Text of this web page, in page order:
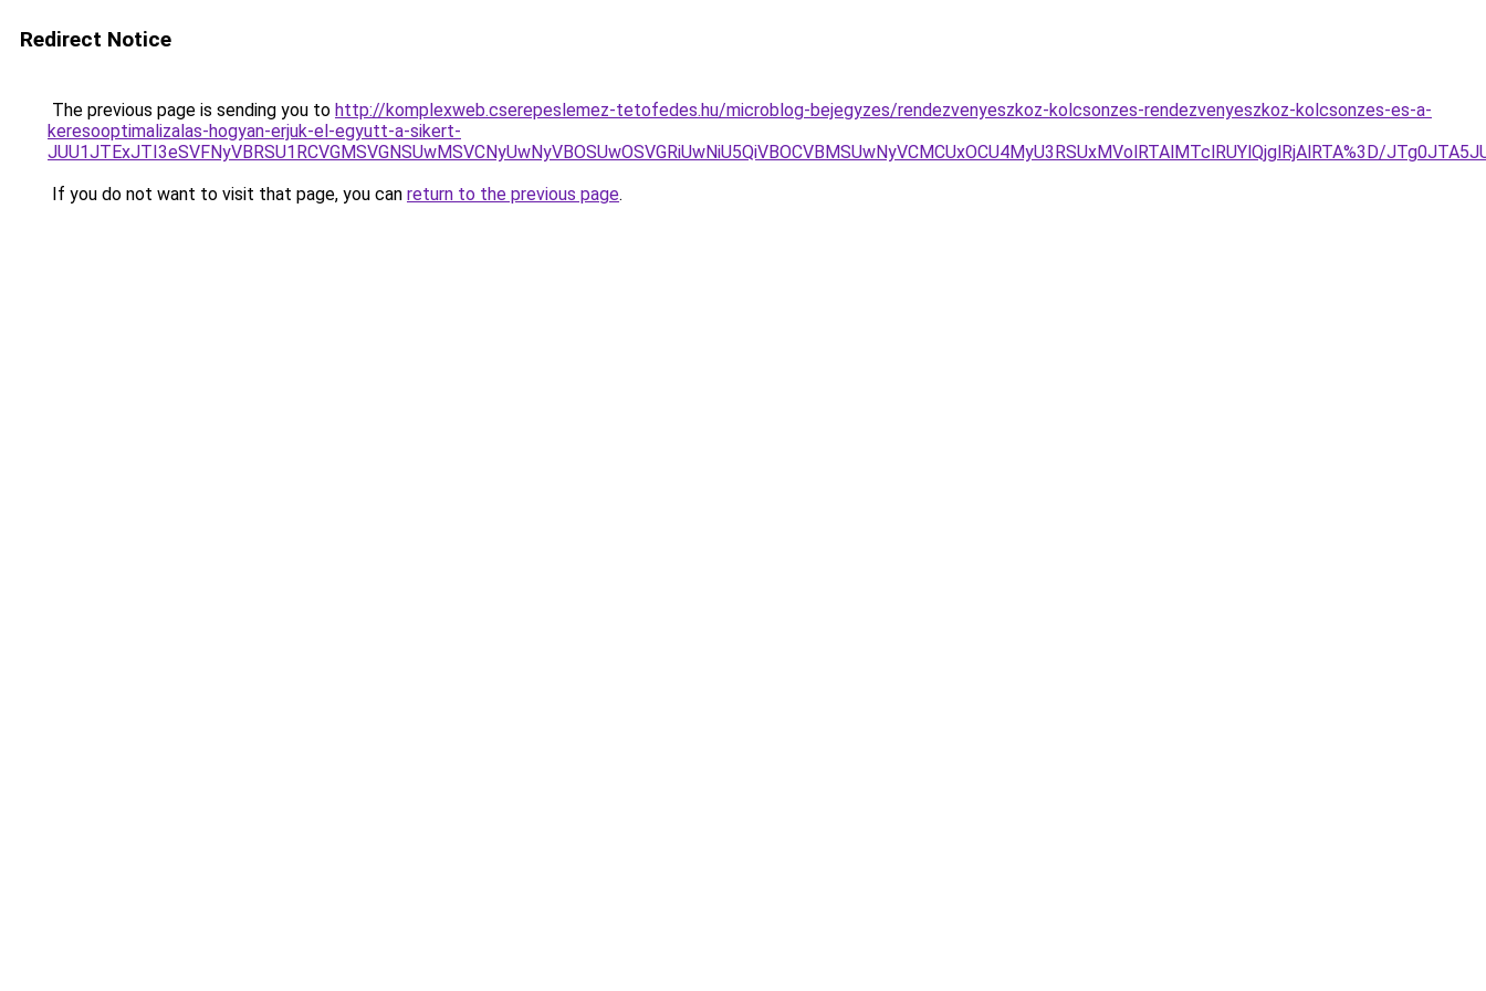
Redirect Notice
The previous page is sending you to http://komplexweb.cserepeslemez-tetofedes.hu/microblog-bejegyzes/rendezvenyeszkoz-kolcsonzes-rendezvenyeszkoz-kolcsonzes-es-a-
keresooptimalizalas-hogyan-erjuk-el-egyutt-a-sikert-
JUU1JTExJTI3eSVFNyVBRSU1RCVGMSVGNSUwMSVCNyUwNyVBOSUwOSVGRiUwNiU5QiVBOCVBMSUwNyVCMCUxOCU4MyU3RSUxMVolRTAlMTclRUYlQjglRjAlRTA%3D/
If you do not want to visit that page, you can return to the previous page.